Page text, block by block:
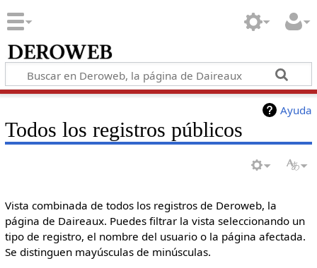
Ayuda
Todos los registros públicos
Vista combinada de todos los registros de Deroweb, la
página de Daireaux. Puedes filtrar la vista seleccionando un
tipo de registro, el nombre del usuario o la página afectada.
Se distinguen mayúsculas de minúsculas.